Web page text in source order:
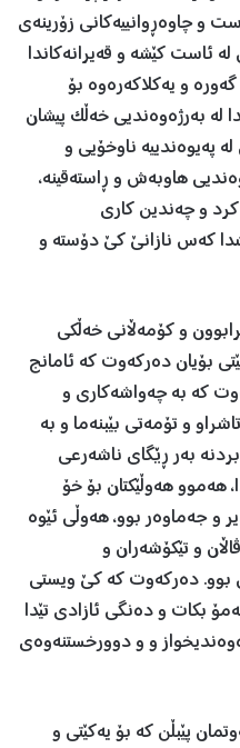
و چاوەڕوانییەکانی زۆرینەی
لە ئاست کێشە و قەیرانەکاندا
و یەکلاکەرەوە بۆ
لە بەرژەوەندیی خەڵک پیشان
پەیوەندییە ناوخۆیی و
هاوبەش و ڕاستەقینە،
و چەندین کاری
کەس نازانێ کێ دۆستە و
و کۆمەڵانی خەڵکی
بۆیان دەرکەوت کە ئامانج
کە بە چەواشەکاری و
و تۆمەتی بێبنەما و بە
بەر ڕێگای ناشەرعی
هەموو هەوڵێكتان بۆ خۆ
و جەماوەر بوو، هەوڵی ئێوە
و تێكۆشەران و
بوو. دەرکەوت کە كێ ویستی
بكات و دەنگی ئازادی تێدا
و و دوورخستنەوەی
پێبڵن کە بۆ یەکێتی و